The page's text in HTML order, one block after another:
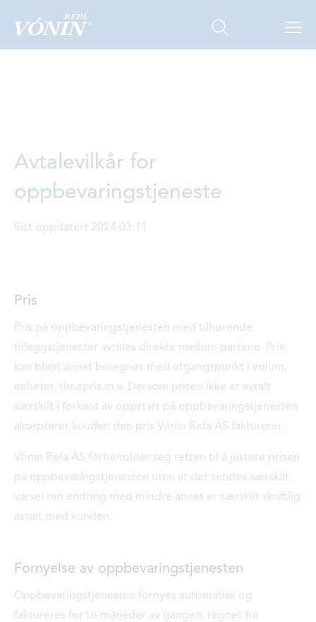
LEDIGE STILLINGER
ÅPNINGSTIDER
Avtalevilkår for
oppbevaringstjeneste
Sist oppdatert 2024.03.11
Pris
Pris på oppbevaringstjenesten med tilhørende
tilleggstjenester avtales direkte mellom partene. Pris
kan blant annet beregnes med utgangspunkt i volum,
enheter, timepris m.v. Dersom prisen ikke er avtalt
særskilt i forkant av oppstart på oppbevaringstjenesten
aksepterer kunden den pris Vónin Refa AS fakturerer.
Vónin Refa AS forbeholder seg retten til å justere prisen
på oppbevaringstjenesten uten at det sendes særskilt
varsel om endring med mindre annet er særskilt skriftlig
avtalt med kunden.
Fornyelse av oppbevaringstjenesten
Oppbevaringstjenesten fornyes automatisk og
faktureres for to måneder av gangen, regnet fra